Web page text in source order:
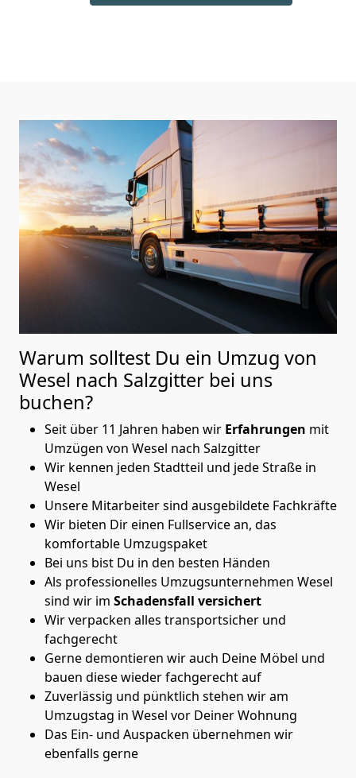
Warum solltest Du ein Umzug von
Wesel nach Salzgitter bei uns
buchen?
Seit über 11 Jahren haben wir Erfahrungen mit
Umzügen von Wesel nach Salzgitter
Wir kennen jeden Stadtteil und jede Straße in
Wesel
Unsere Mitarbeiter sind ausgebildete Fachkräfte
Wir bieten Dir einen Fullservice an, das
komfortable Umzugspaket
Bei uns bist Du in den besten Händen
Als professionelles Umzugsunternehmen Wesel
sind wir im Schadensfall versichert
Wir verpacken alles transportsicher und
fachgerecht
Gerne demontieren wir auch Deine Möbel und
bauen diese wieder fachgerecht auf
Zuverlässig und pünktlich stehen wir am
Umzugstag in Wesel vor Deiner Wohnung
Das Ein- und Auspacken übernehmen wir
ebenfalls gerne